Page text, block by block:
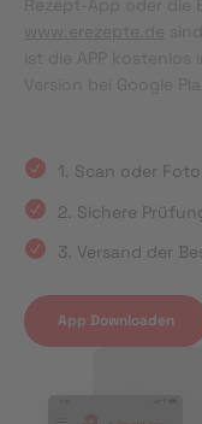
1. Scan oder
2. Sichere
3. Versand der
App Downloaden